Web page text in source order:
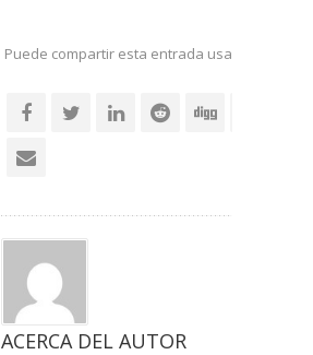
Puede compartir esta entrada usando sus
ACERCA DEL AUTOR